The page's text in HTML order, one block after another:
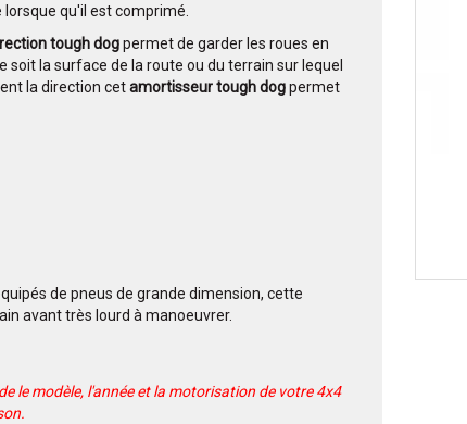
qu'il est comprimé.
tough dogpermet de garder les roues en
soit la surface de la route ou du terrain sur lequel
la direction cetamortisseur tough dogpermet
de pneus de grande dimension, cette
avant très lourd à manoeuvrer.
le modèle, l'année et la motorisation de votre 4x4